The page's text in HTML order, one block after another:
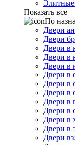
Элитные
Показать все
По
Двери
Двери
Двери в
Двери в
Двери в
Двери в
Двери в
Двери в
Двери в
Двери в
Двери в
Двери в
Двери